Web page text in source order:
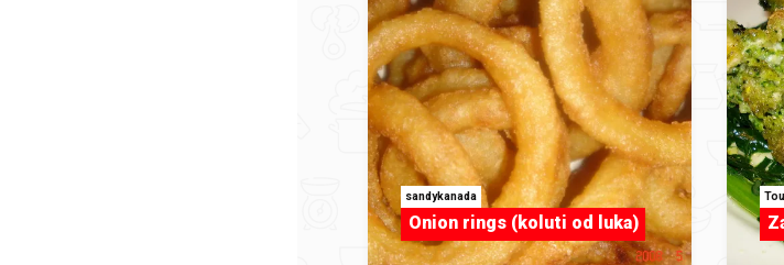
sandykanada
Onion rings (koluti od luka)